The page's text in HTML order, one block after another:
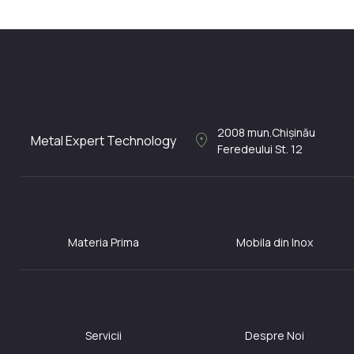
LA COMANDA
Metal Expert Technology location_on 2008 mun.Chișinău
Feredeului St. 12
Materia Prima Mobila din Inox
Servicii Despre Noi